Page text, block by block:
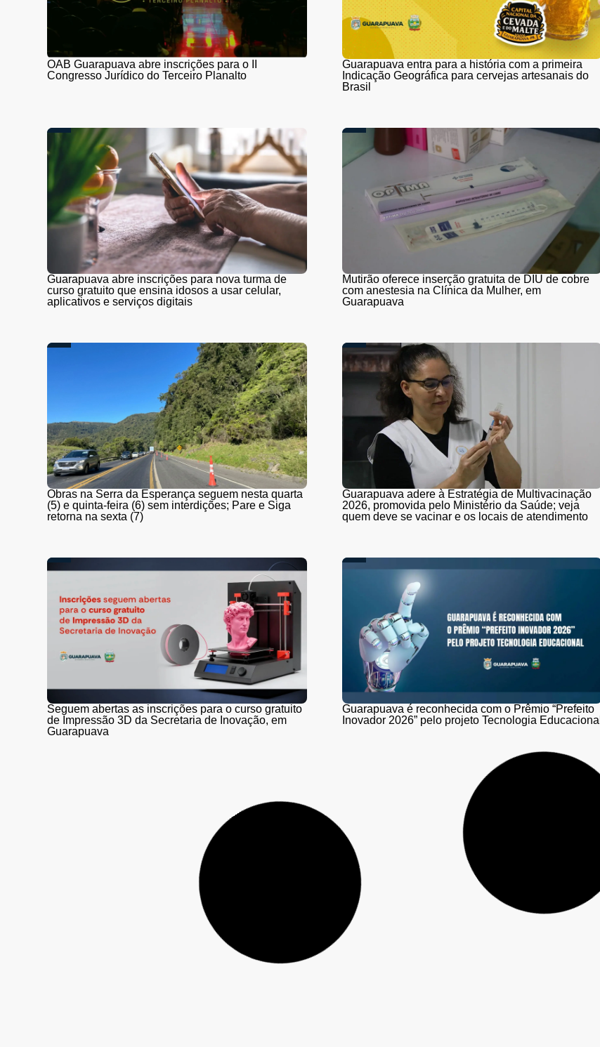
OAB Guarapuava abre inscrições para o II
Congresso Jurídico do Terceiro Planalto
Guarapuava entra para a história com a primeira
Indicação Geográfica para cervejas artesanais do
Brasil
Guarapuava abre inscrições para nova turma de
curso gratuito que ensina idosos a usar celular,
aplicativos e serviços digitais
Mutirão oferece inserção gratuita de DIU de cobre
com anestesia na Clínica da Mulher, em
Guarapuava
Obras na Serra da Esperança seguem nesta quarta
(5) e quinta-feira (6) sem interdições; Pare e Siga
retorna na sexta (7)
Guarapuava adere à Estratégia de Multivacinação
2026, promovida pelo Ministério da Saúde; veja
quem deve se vacinar e os locais de atendimento
Seguem abertas as inscrições para o curso gratuito
de Impressão 3D da Secretaria de Inovação, em
Guarapuava
Guarapuava é reconhecida com o Prêmio “Prefeito
Inovador 2026” pelo projeto Tecnologia Educacional
celulares em ônibus abordado pela PM em
Menino de 4 anos morre após ser atingido por
coluna de concreto em Prudentópolis
Rapaz de 24 anos segue desaparecido após barco
virar em alagado de Rio Bonito do Iguaçu; buscas
PCPR prende investigado por homicídio de pai e
filho em General Carneiro